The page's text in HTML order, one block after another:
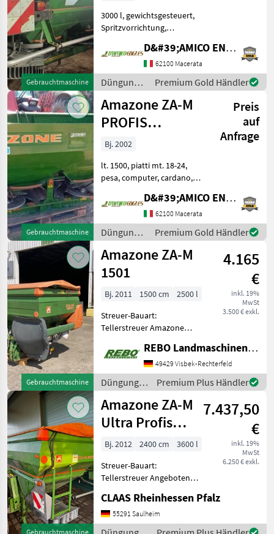
Gebrauchtmaschine
3000 l, gewichtsgesteuert,
Spritzvorrichtung,
24–28 m Schön! Düngung
und Beregnung
Mineraldüngerstreuer/Wiegestreuer
D&#39;AMICO ENGLES SRL
62100 Macerata
Düngung
und
Beregnung
/ Amazone
Premium Gold Händler
Gebrauchtmaschine
Amazone ZA-M
PROFIS
CONTROL 1500
Preis
auf
Anfrage
Bj. 2002
lt. 1500, piatti mt. 18-24,
pesa, computer, cardano,
Beregnung
Mineraldüngerstreuer/Wiegestreuer
D&#39;AMICO ENGLES SRL
62100 Macerata
Düngung
und
Beregnung
/ Amazone
Premium Gold Händler
Gebrauchtmaschine
Amazone ZA-M
1501
4.165
€
inkl. 19%
MwSt
3.500 € exkl.
Bj. 2011 1500 cm
2500 l
Streuer-Bauart:
Tellerstreuer Amazone
Gelenkwellenantrieb
Amados+ Terminal
Geschwindkeitsabhängiges
Streuen Hydraulische
Schieberbetätigung m
REBO Landmaschinen GmbH, Zentrale
49429 Visbek-Rechterfeld
Düngung
und
Beregnung
/ Amazone
Premium Plus Händler
Gebrauchtmaschine
Amazone ZA-M
Ultra Profis
Hydro 3600
7.437,50
€
inkl. 19%
MwSt
6.250 € exkl.
Bj. 2012 2400 cm
3600 l
Streuer-Bauart:
Tellerstreuer Angeboten
Amazone Düngerstreuer
Typ: ZA-M Ultra Profis
Hydro 3600 Baujahr: 2012
CLAAS Rheinhessen Pfalz
55291 Saulheim